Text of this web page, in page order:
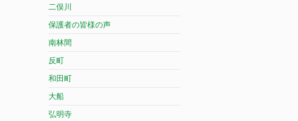
二俣川
保護者の皆様の声
南林間
反町
和田町
大船
弘明寺